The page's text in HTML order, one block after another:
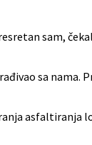
sam,
sa
asfaltiranja